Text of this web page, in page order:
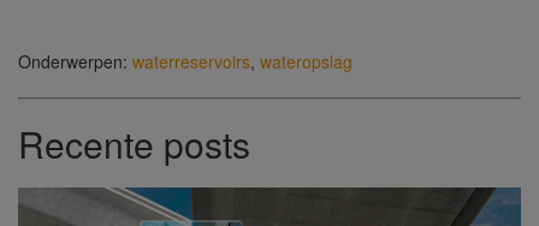
Onderwerpen: waterreservoirs, wateropslag
Recente posts